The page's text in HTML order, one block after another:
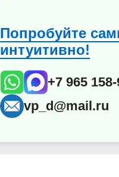
Попробуйте
интуитивно!
+7 965
vp_d@mail.ru